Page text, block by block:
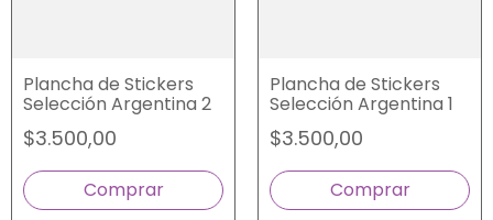
Plancha de Stickers
Selección Argentina 2
$3.500,00
Plancha de Stickers
Selección Argentina 1
$3.500,00